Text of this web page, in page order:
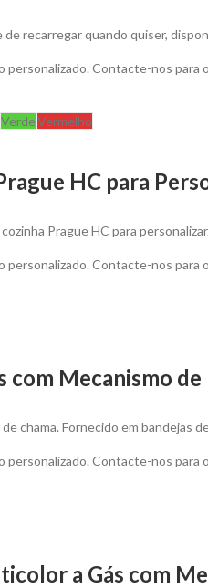
de recarregar quando quiser,
personalizado. Contacte-nos
VerdeVermelho
HC para
Prague HC para
personalizado. Contacte-nos
com Mecanismo
chama. Fornecido em bandejas
personalizado. Contacte-nos
a Gás com